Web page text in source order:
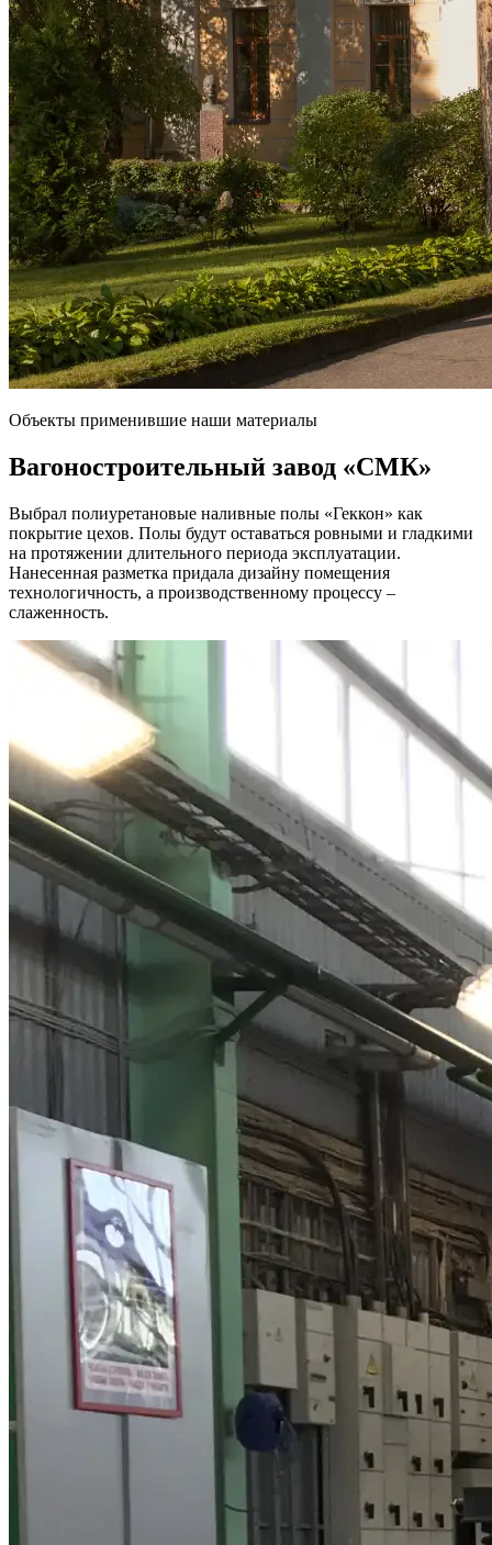
Объекты применившие наши материалы
Вагоностроительный завод «СМК»
Выбрал полиуретановые наливные полы «Геккон» как
покрытие цехов. Полы будут оставаться ровными и гладкими
на протяжении длительного периода эксплуатации.
Нанесенная разметка придала дизайну помещения
технологичность, а производственному процессу –
слаженность.